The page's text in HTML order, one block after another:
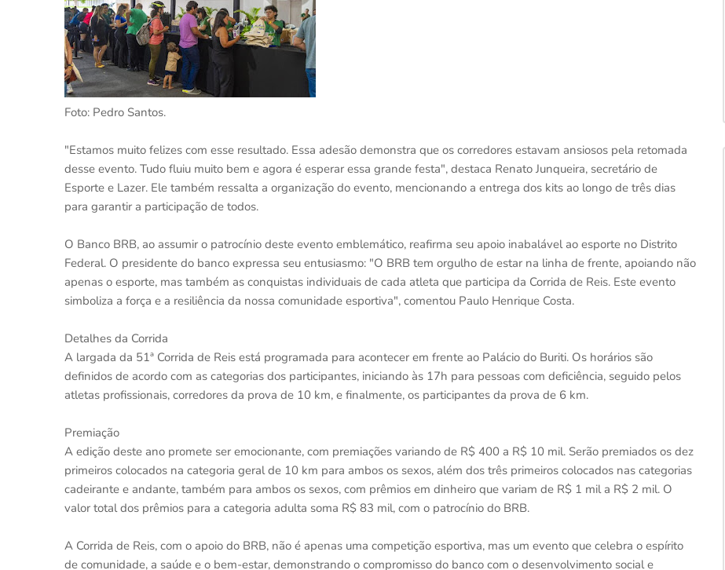
Foto: Pedro Santos.
"Estamos muito felizes com esse resultado. Essa adesão demonstra que os corredores estavam ansiosos pela retomada
desse evento. Tudo fluiu muito bem e agora é esperar essa grande festa", destaca Renato Junqueira, secretário de
Esporte e Lazer. Ele também ressalta a organização do evento, mencionando a entrega dos kits ao longo de três dias
para garantir a participação de todos.
O Banco BRB, ao assumir o patrocínio deste evento emblemático, reafirma seu apoio inabalável ao esporte no Distrito
Federal. O presidente do banco expressa seu entusiasmo: "O BRB tem orgulho de estar na linha de frente, apoiando não
apenas o esporte, mas também as conquistas individuais de cada atleta que participa da Corrida de Reis. Este evento
simboliza a força e a resiliência da nossa comunidade esportiva", comentou Paulo Henrique Costa.
Detalhes da Corrida
A largada da 51ª Corrida de Reis está programada para acontecer em frente ao Palácio do Buriti. Os horários são
definidos de acordo com as categorias dos participantes, iniciando às 17h para pessoas com deficiência, seguido pelos
atletas profissionais, corredores da prova de 10 km, e finalmente, os participantes da prova de 6 km.
Premiação
A edição deste ano promete ser emocionante, com premiações variando de R$ 400 a R$ 10 mil. Serão premiados os dez
primeiros colocados na categoria geral de 10 km para ambos os sexos, além dos três primeiros colocados nas categorias
cadeirante e andante, também para ambos os sexos, com prêmios em dinheiro que variam de R$ 1 mil a R$ 2 mil. O
valor total dos prêmios para a categoria adulta soma R$ 83 mil, com o patrocínio do BRB.
A Corrida de Reis, com o apoio do BRB, não é apenas uma competição esportiva, mas um evento que celebra o espírito
de comunidade, a saúde e o bem-estar, demonstrando o compromisso do banco com o desenvolvimento social e